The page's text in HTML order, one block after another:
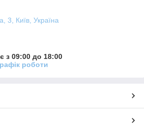
3, Київ, Україна
з 09:00 до 18:00
роботи